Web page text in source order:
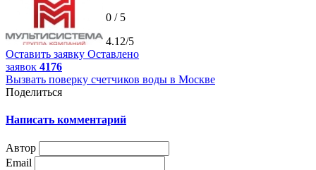
0 / 5
4.12/5
Оставить заявку Оставлено
заявок 4176
Вызвать поверку счетчиков воды в Москве
Поделиться
Написать комментарий
Автор
Email